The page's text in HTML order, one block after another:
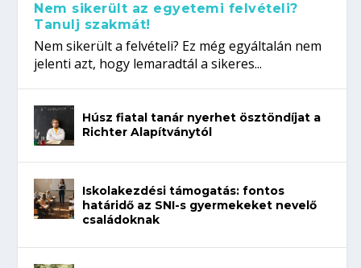
Nem sikerült az egyetemi felvételi?
Tanulj szakmát!
Nem sikerült a felvételi? Ez még egyáltalán nem
jelenti azt, hogy lemaradtál a sikeres...
Húsz fiatal tanár nyerhet ösztöndíjat a
Richter Alapítványtól
Iskolakezdési támogatás: fontos
határidő az SNI-s gyermekeket nevelő
családoknak